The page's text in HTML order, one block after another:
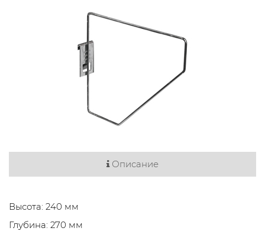
Описание
Высота: 240 мм
Глубина: 270 мм